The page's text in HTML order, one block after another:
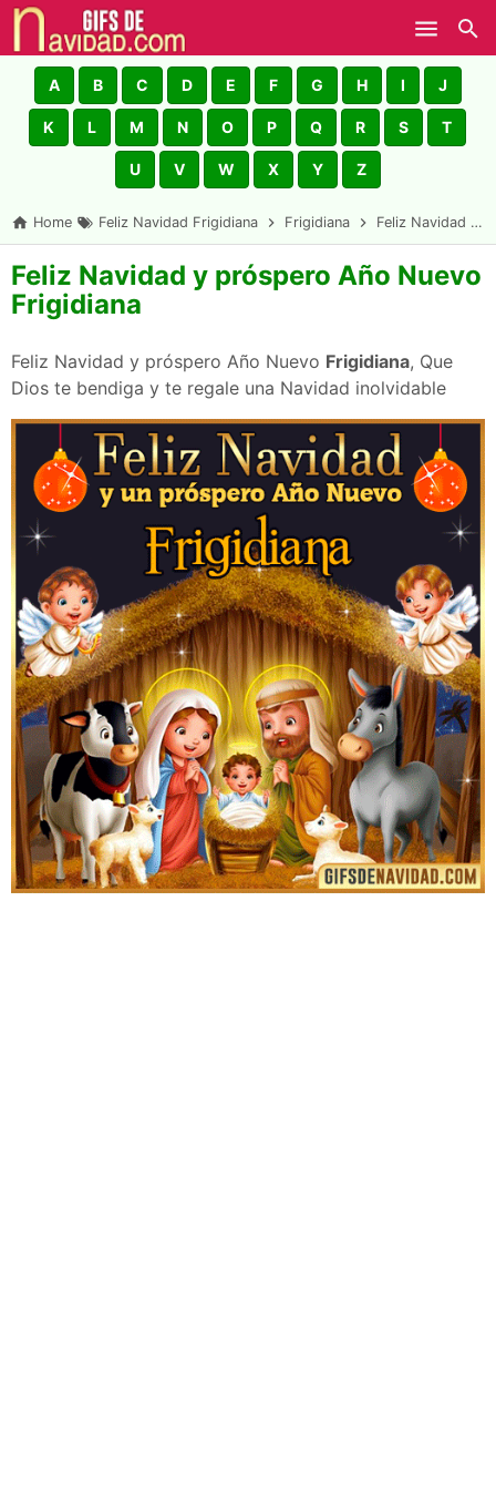
Skip to main content
A B C D E F G H I J
K L M N O P Q R S T
U V W X Y Z
Home Feliz Navidad Frigidiana Frigidiana Feliz Navidad y próspero Año Nuevo Frigidiana
Feliz Navidad y próspero Año Nuevo
Frigidiana
Feliz Navidad y próspero Año Nuevo Frigidiana, Que
Dios te bendiga y te regale una Navidad inolvidable